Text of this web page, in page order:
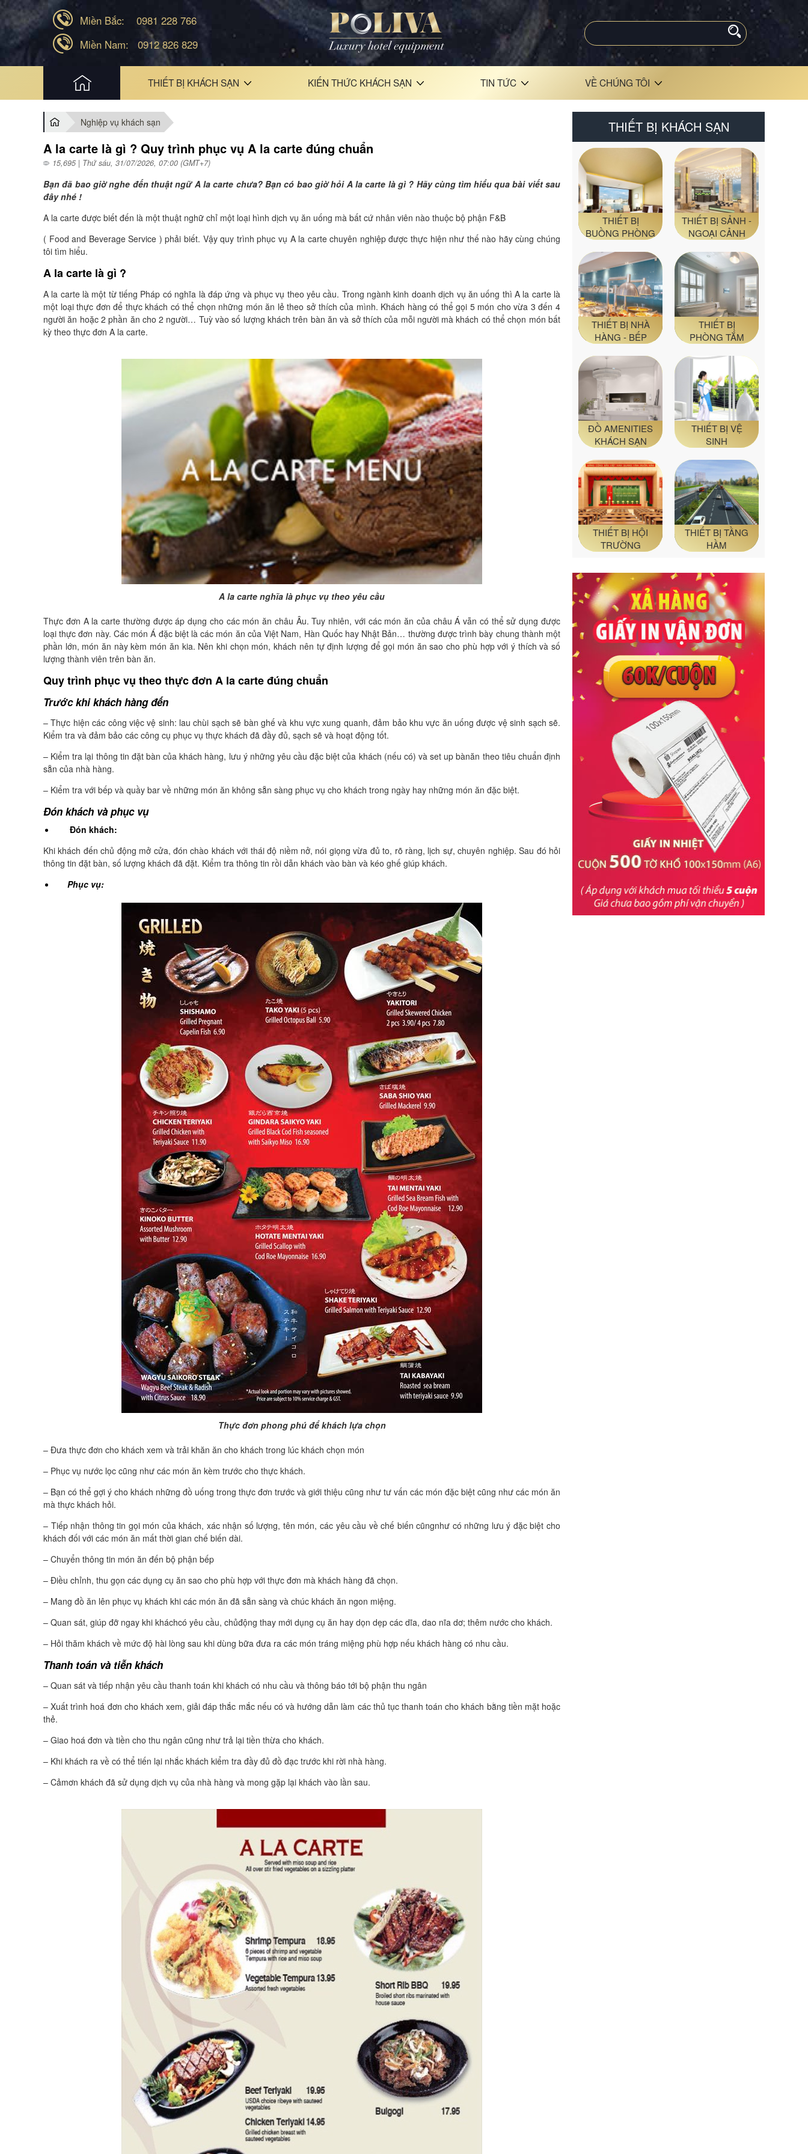
Miền Bắc:
0981 228 766
Miền Nam:
0912 826 829
THIẾT BỊ KHÁCH SẠN KIẾN THỨC KHÁCH SẠN TIN TỨC VỀ CHÚNG TÔI
Nghiệp vụ khách sạn
A la carte là gì ? Quy trình phục vụ A la carte đúng chuẩn
15,695 | Thứ sáu, 31/07/2026, 07:00 (GMT+7)
Bạn đã bao giờ nghe đến thuật ngữ A la carte chưa? Bạn có bao giờ hỏi A la carte là gì ? Hãy cùng tìm hiểu qua bài viết sau
đây nhé !
A la carte được biết đến là một thuật nghữ chỉ một loại hình dịch vụ ăn uống mà bất cứ nhân viên nào thuộc bộ phận F&B
( Food and Beverage Service ) phải biết. Vậy quy trình phục vụ A la carte chuyên nghiệp được thực hiện như thế nào hãy cùng chúng
tôi tìm hiểu.
A la carte là gì ?
A la carte là một từ tiếng Pháp có nghĩa là đáp ứng và phục vụ theo yêu cầu. Trong ngành kinh doanh dịch vụ ăn uống thì A la carte là
một loại thực đơn để thực khách có thể chọn những món ăn lẻ theo sở thích của mình. Khách hàng có thể gọi 5 món cho vừa 3 đến 4
người ăn hoặc 2 phần ăn cho 2 người… Tuỳ vào số lượng khách trên bàn ăn và sở thích của mỗi người mà khách có thể chọn món bất
kỳ theo thực đơn A la carte.
A la carte nghĩa là phục vụ theo yêu cầu
Thực đơn A la carte thường được áp dụng cho các món ăn châu Âu. Tuy nhiên, với các món ăn của châu Á vẫn có thể sử dụng được
loại thực đơn này. Các món Á đặc biệt là các món ăn của Việt Nam, Hàn Quốc hay Nhật Bản… thường được trình bày chung thành một
phần lớn, món ăn này kèm món ăn kia. Nên khi chọn món, khách nên tự định lượng để gọi món ăn sao cho phù hợp với ý thích và số
lượng thành viên trên bàn ăn.
Quy trình phục vụ theo thực đơn A la carte đúng chuẩn
Trước khi khách hàng đến
– Thực hiện các công việc vệ sinh: lau chùi sạch sẽ bàn ghế và khu vực xung quanh, đảm bảo khu vực ăn uống được vệ sinh sạch sẽ.
Kiểm tra và đảm bảo các công cụ phục vụ thực khách đã đầy đủ, sạch sẽ và hoạt động tốt.
– Kiểm tra lại thông tin đặt bàn của khách hàng, lưu ý những yêu cầu đặc biệt của khách (nếu có) và set up bànăn theo tiêu chuẩn định
sẵn của nhà hàng.
– Kiểm tra với bếp và quầy bar về những món ăn không sẵn sàng phục vụ cho khách trong ngày hay những món ăn đặc biệt.
Đón khách và phục vụ
Đón khách:
Khi khách đến chủ động mở cửa, đón chào khách với thái độ niềm nở, nói giọng vừa đủ to, rõ ràng, lịch sự, chuyên nghiệp. Sau đó hỏi
thông tin đặt bàn, số lượng khách đã đặt. Kiểm tra thông tin rồi dẫn khách vào bàn và kéo ghế giúp khách.
Phục vụ:
Thực đơn phong phú để khách lựa chọn
– Đưa thực đơn cho khách xem và trải khăn ăn cho khách trong lúc khách chọn món
– Phục vụ nước lọc cũng như các món ăn kèm trước cho thực khách.
– Bạn có thể gợi ý cho khách những đồ uống trong thực đơn trước và giới thiệu cũng như tư vấn các món đặc biệt cũng như các món ăn
mà thực khách hỏi.
– Tiếp nhận thông tin gọi món của khách, xác nhận số lượng, tên món, các yêu cầu về chế biến cũngnhư có những lưu ý đặc biệt cho
khách đối với các món ăn mất thời gian chế biến dài.
– Chuyển thông tin món ăn đến bộ phận bếp
– Điều chỉnh, thu gọn các dụng cụ ăn sao cho phù hợp với thực đơn mà khách hàng đã chọn.
– Mang đồ ăn lên phục vụ khách khi các món ăn đã sẵn sàng và chúc khách ăn ngon miệng.
– Quan sát, giúp đỡ ngay khi kháchcó yêu cầu, chủđộng thay mới dụng cụ ăn hay dọn dẹp các dĩa, dao nĩa dơ; thêm nước cho khách.
– Hỏi thăm khách về mức độ hài lòng sau khi dùng bữa đưa ra các món tráng miệng phù hợp nếu khách hàng có nhu cầu.
Thanh toán và tiễn khách
– Quan sát và tiếp nhận yêu cầu thanh toán khi khách có nhu cầu và thông báo tới bộ phận thu ngân
– Xuất trình hoá đơn cho khách xem, giải đáp thắc mắc nếu có và hướng dẫn làm các thủ tục thanh toán cho khách bằng tiền mặt hoặc
thẻ.
– Giao hoá đơn và tiền cho thu ngân cũng như trả lại tiền thừa cho khách.
– Khi khách ra về có thể tiến lại nhắc khách kiểm tra đầy đủ đồ đạc trước khi rời nhà hàng.
– Cảmơn khách đã sử dụng dịch vụ của nhà hàng và mong gặp lại khách vào lần sau.
THIẾT BỊ KHÁCH SẠN
THIẾT BỊ
BUỒNG PHÒNG
THIẾT BỊ SẢNH -
NGOẠI CẢNH
THIẾT BỊ NHÀ
HÀNG - BẾP
THIẾT BỊ
PHÒNG TẮM
ĐỒ AMENITIES
KHÁCH SẠN
THIẾT BỊ VỆ
SINH
THIẾT BỊ HỘI
TRƯỜNG
THIẾT BỊ TẦNG
HẦM